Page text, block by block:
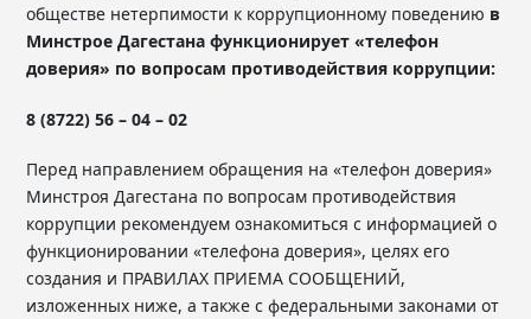
обществе нетерпимости к коррупционному поведению в
Минстрое Дагестана функционирует «телефон
доверия» по вопросам противодействия коррупции:
8 (8722) 56 – 04 – 02
Перед направлением обращения на «телефон доверия»
Минстроя Дагестана по вопросам противодействия
коррупции рекомендуем ознакомиться с информацией о
функционировании «телефона доверия», целях его
создания и ПРАВИЛАХ ПРИЕМА СООБЩЕНИЙ,
изложенных ниже, а также с федеральными законами от